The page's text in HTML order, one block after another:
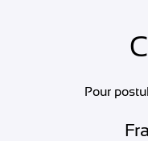
Pour